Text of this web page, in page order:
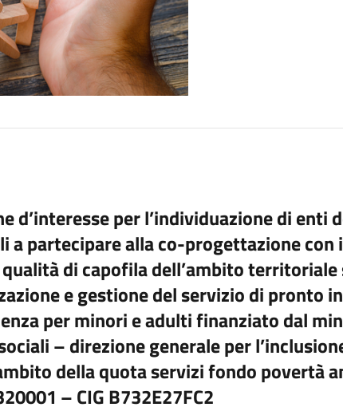
d’interesse per l’individuazione di enti
a partecipare alla co-progettazione con
di capofila dell’ambito territoriale
e gestione del servizio di pronto
per minori e adulti finanziato dal
– direzione generale per
della quota servizi fondo povertà
– CIG B732E27FC2